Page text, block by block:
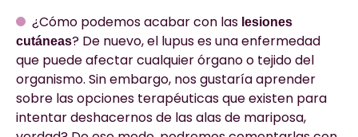
¿Cómo podemos acabar con las lesiones
cutáneas? De nuevo, el lupus es una enfermedad
que puede afectar cualquier órgano o tejido del
organismo. Sin embargo, nos gustaría aprender
sobre las opciones terapéuticas que existen para
intentar deshacernos de las alas de mariposa,